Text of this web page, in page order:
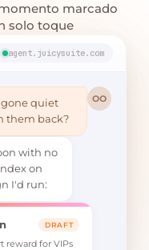
marcado
solo toque
agent.juicysuite.com
OO
gone quiet
them back?
with no
on
I'd run:
DRAFT
reward for VIPs